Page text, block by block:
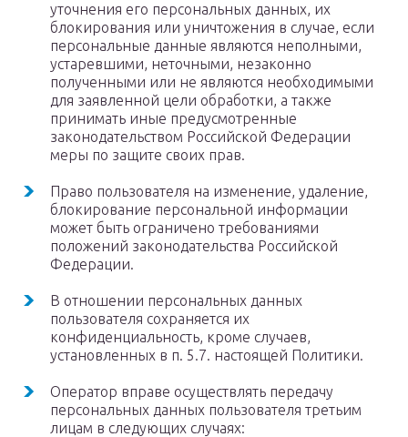
уточнения его персональных данных, их
блокирования или уничтожения в случае, если
персональные данные являются неполными,
устаревшими, неточными, незаконно
полученными или не являются необходимыми
для заявленной цели обработки, а также
принимать иные предусмотренные
законодательством Российской Федерации
меры по защите своих прав.
Право пользователя на изменение, удаление,
блокирование персональной информации
может быть ограничено требованиями
положений законодательства Российской
Федерации.
В отношении персональных данных
пользователя сохраняется их
конфиденциальность, кроме случаев,
установленных в п. 5.7. настоящей Политики.
Оператор вправе осуществлять передачу
персональных данных пользователя третьим
лицам в следующих случаях: